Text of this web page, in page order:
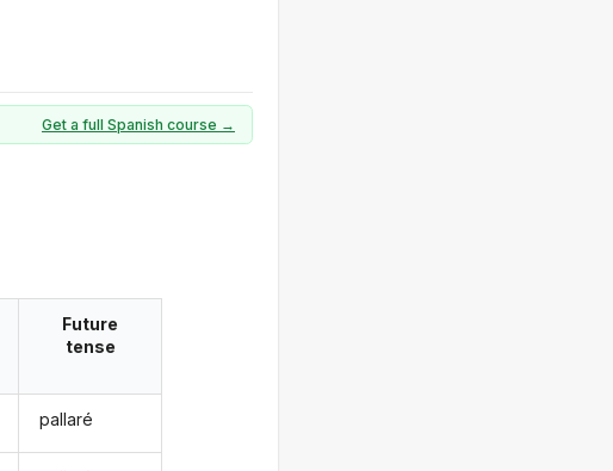
Get a full Spanish course →
Future
tense
pallaré